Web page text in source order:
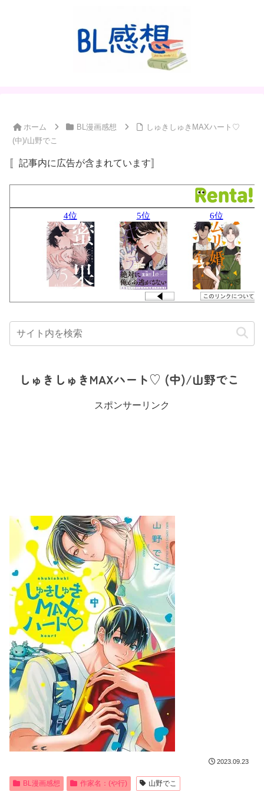
ホーム BL漫画感想
しゅきしゅきMAXハート♡
(中)/山野でこ
〚記事内に広告が含まれています〛
しゅきしゅきMAXハート♡ (中)/山野でこ
スポンサーリンク
2023.09.23
BL漫画感想 作家名：(や行) 山野でこ